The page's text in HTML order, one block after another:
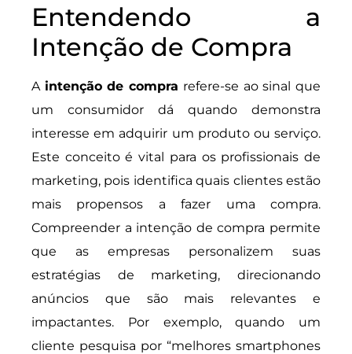
Entendendo a
Intenção de Compra
A intenção de compra refere-se ao sinal que
um consumidor dá quando demonstra
interesse em adquirir um produto ou serviço.
Este conceito é vital para os profissionais de
marketing, pois identifica quais clientes estão
mais propensos a fazer uma compra.
Compreender a intenção de compra permite
que as empresas personalizem suas
estratégias de marketing, direcionando
anúncios que são mais relevantes e
impactantes. Por exemplo, quando um
cliente pesquisa por “melhores smartphones